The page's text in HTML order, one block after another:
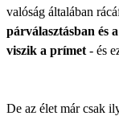
valóság általában
párválasztásban és
viszik a prímet - és
De az élet már csak